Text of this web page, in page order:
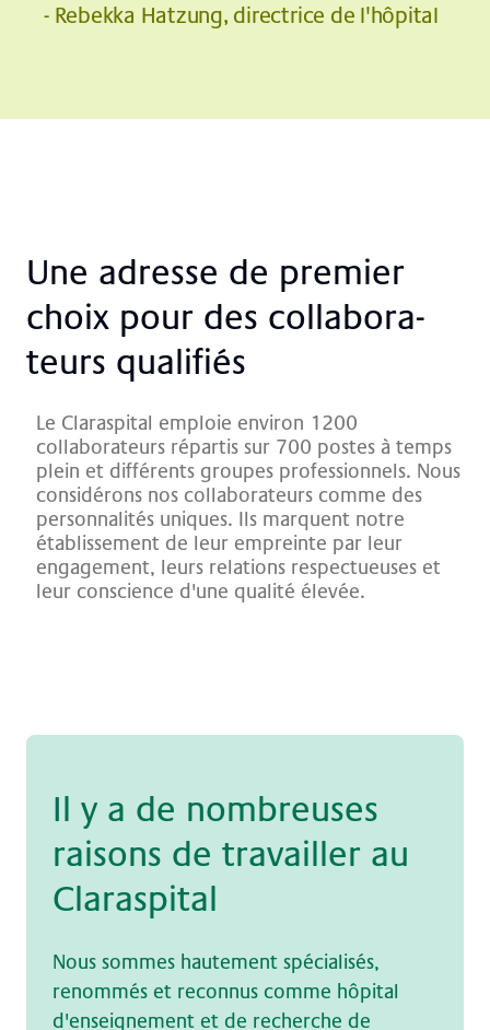
- Rebekka Hatzung, directrice de l'hôpital
Une adres­se de pre­mier
choix pour des col­la­bo­ra­
teurs qua­li­fiés
Le Claraspital emploie environ 1200
collaborateurs répartis sur 700 postes à temps
plein et différents groupes professionnels. Nous
considérons nos collaborateurs comme des
personnalités uniques. Ils marquent notre
établissement de leur empreinte par leur
engagement, leurs relations respectueuses et
leur conscience d'une qualité élevée.
Il y a de nom­breu­ses
rai­sons de tra­vail­ler au
Claraspital
Nous sommes hautement spécialisés,
renommés et reconnus comme hôpital
d'enseignement et de recherche de